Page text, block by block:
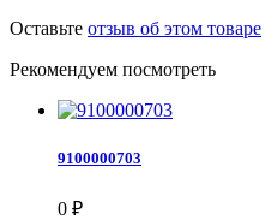
Оставьте отзыв об этом товаре
Рекомендуем посмотреть
9100000703
0 ₽